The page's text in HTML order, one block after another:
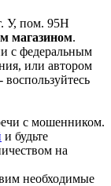
У, пом. 95Н
магазином.
с федеральным
или автором
с мошенником.
и будьте
на
необходимые